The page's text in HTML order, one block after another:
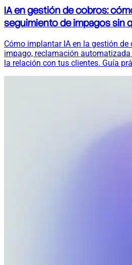
IA en gestión de cobros:
seguimiento de impagos sin
Cómo implantar IA en la gestión de
impago, reclamación
la relación con tus clientes. Guía